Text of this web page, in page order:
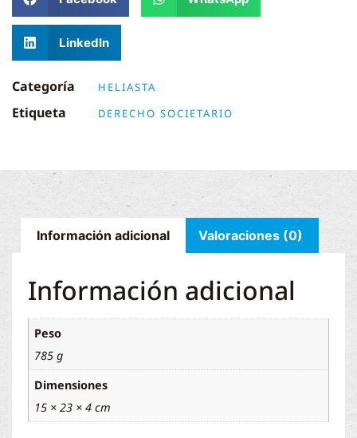
LinkedIn
Categoría HELIASTA
Etiqueta DERECHO SOCIETARIO
Información adicional Valoraciones (0)
Información adicional
Peso
785 g
Dimensiones
15 × 23 × 4 cm